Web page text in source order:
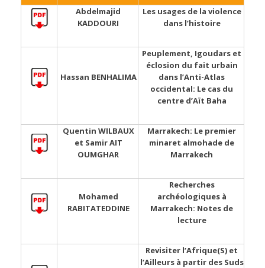
Abdelmajid
KADDOURI
Les usages de la violence
dans l’histoire
Hassan BENHALIMA
Peuplement, Igoudars et
éclosion du fait urbain
dans l’Anti-Atlas
occidental: Le cas du
centre d’Aït Baha
Quentin WILBAUX
et Samir AIT
OUMGHAR
Marrakech: Le premier
minaret almohade de
Marrakech
Mohamed
RABITATEDDINE
Recherches
archéologiques à
Marrakech: Notes de
lecture
Revisiter l’Afrique(S) et
l’Ailleurs à partir des Suds